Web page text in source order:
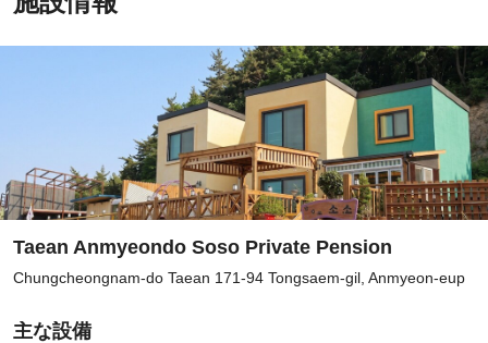
Taean Anmyeondo Soso Private Pension
Chungcheongnam-do Taean 171-94 Tongsaem-gil, Anmyeon-eup
主な設備